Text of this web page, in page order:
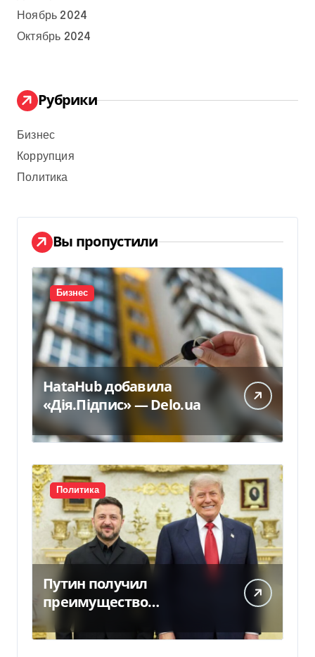
Ноябрь 2024
Октябрь 2024
Рубрики
Бизнес
Коррупция
Политика
Вы пропустили
Бизнес
HataHub добавила
«Дія.Підпис» — Delo.ua
Политика
Путин получил
преимущество
благодаря действиям
США